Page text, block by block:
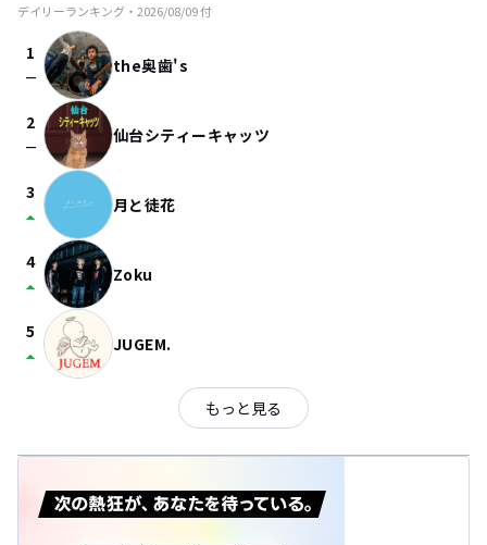
デイリーランキング・ 2026/08/09付
1
check_indeterminate_small the奥歯's
2
check_indeterminate_small 仙台シティーキャッツ
3
arrow_drop_up 月と徒花
4
arrow_drop_up Zoku
5
arrow_drop_up JUGEM.
もっと見る